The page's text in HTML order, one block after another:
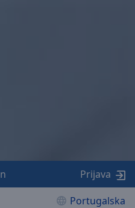
Portugalska
Prijava